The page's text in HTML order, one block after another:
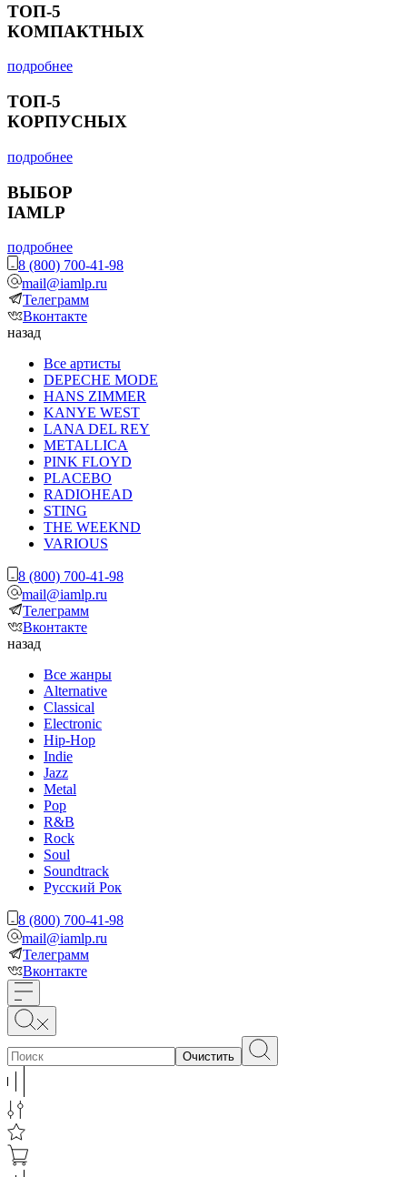
ТОП-5
КОМПАКТНЫХ
подробнее
ТОП-5
КОРПУСНЫХ
подробнее
ВЫБОР
IAMLP
подробнее
8 (800) 700-41-98
mail@iamlp.ru
Телеграмм
Вконтакте
назад
Все артисты
DEPECHE MODE
HANS ZIMMER
KANYE WEST
LANA DEL REY
METALLICA
PINK FLOYD
PLACEBO
RADIOHEAD
STING
THE WEEKND
VARIOUS
8 (800) 700-41-98
mail@iamlp.ru
Телеграмм
Вконтакте
назад
Все жанры
Alternative
Classical
Electronic
Hip-Hop
Indie
Jazz
Metal
Pop
R&B
Rock
Soul
Soundtrack
Русский Рок
8 (800) 700-41-98
mail@iamlp.ru
Телеграмм
Вконтакте
Очистить